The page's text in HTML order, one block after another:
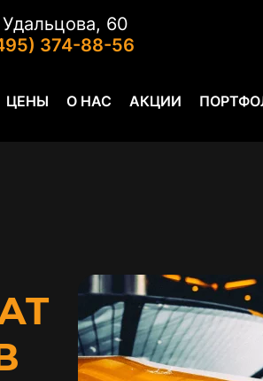
60
374-88-56
ЦЕНЫ О НАС АКЦИИ